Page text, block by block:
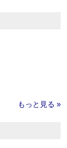
もっと見る »